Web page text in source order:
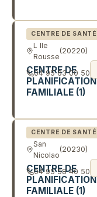
CENTRE DE SANTÉ
L Ile
Rousse
(20220)
CENTRE DE
PLANIFICATION
FAMILIALE (1)
04 95 63 00 50
CENTRE DE SANTÉ
San
Nicolao
(20230)
CENTRE DE
PLANIFICATION
FAMILIALE (1)
04 95 58 40 50